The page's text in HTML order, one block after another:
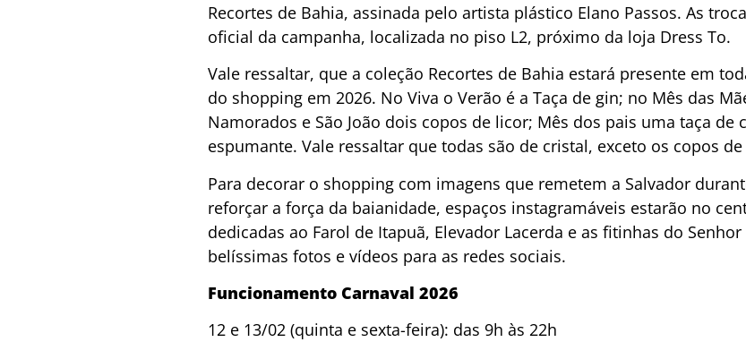
Recortes de Bahia, assinada pelo artista plástico Elano Passos. As
oficial da campanha, localizada no piso L2, próximo da loja Dress To.
Vale ressaltar, que a coleção Recortes de Bahia estará presente em
do shopping em 2026. No Viva o Verão é a Taça de gin; no Mês das
Namorados e São João dois copos de licor; Mês dos pais uma taça de
espumante. Vale ressaltar que todas são de cristal, exceto os copos
Para decorar o shopping com imagens que remetem a Salvador
reforçar a força da baianidade, espaços instagramáveis estarão no
dedicadas ao Farol de Itapuã, Elevador Lacerda e as fitinhas do
belíssimas fotos e vídeos para as redes sociais.
Funcionamento Carnaval 2026
12 e 13/02 (quinta e sexta-feira): das 9h às 22h